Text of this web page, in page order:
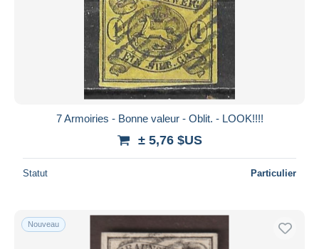
7 Armoiries - Bonne valeur - Oblit. - LOOK!!!!
± 5,76 $US
Statut Particulier
Nouveau